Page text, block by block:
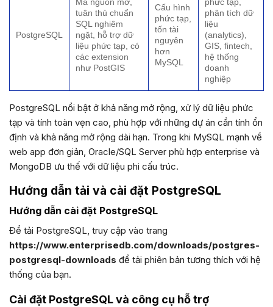
PostgreSQL
tuân thủ chuẩn
SQL nghiêm
ngặt, hỗ trợ dữ
liệu phức tạp, có
các extension
như PostGIS
Cấu hình
phức tạp,
tốn tài
nguyên
hơn
MySQL
phân tích dữ
liệu
(analytics),
GIS, fintech,
hệ thống
doanh
nghiệp
PostgreSQL nổi bật ở khả năng mở rộng, xử lý dữ liệu phức
tạp và tính toàn vẹn cao, phù hợp với những dự án cần tính ổn
định và khả năng mở rộng dài hạn. Trong khi MySQL mạnh về
web app đơn giản, Oracle/SQL Server phù hợp enterprise và
MongoDB ưu thế với dữ liệu phi cấu trúc.
Hướng dẫn tải và cài đặt PostgreSQL
Hướng dẫn cài đặt PostgreSQL
Để tải PostgreSQL, truy cập vào trang
https://www.enterprisedb.com/downloads/postgres-
postgresql-downloads để tải phiên bản tương thích với hệ
thống của bạn.
Cài đặt PostgreSQL và công cụ hỗ trợ